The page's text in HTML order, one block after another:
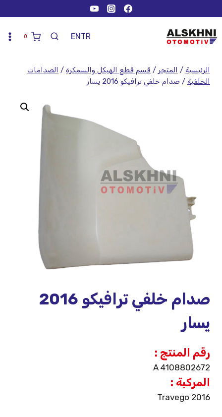
TR
EN
0
الرئيسية / المتجر / قسم قطع الهيكل والسمكرة / الصدامات
الخلفية / صدام خلفي ترافيكو 2016 يسار
صدام خلفي ترافيكو 2016
يسار
رقم المنتج :
A 4108802672
المركبة :
Travego 2016